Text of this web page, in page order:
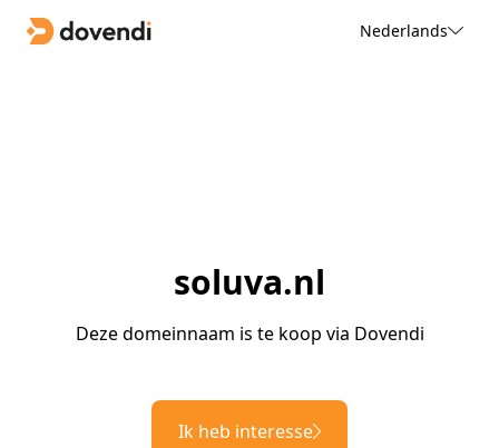
Nederlands
soluva.nl
Deze domeinnaam is te koop via Dovendi
Ik heb interesse